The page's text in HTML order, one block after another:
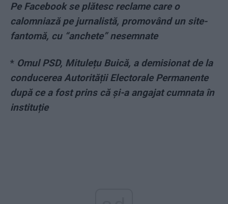
Pe Facebook se plătesc reclame care o
calomniază pe jurnalistă, promovând un site-
fantomă, cu “anchete” nesemnate
* Omul PSD, Mitulețu Buică, a demisionat de la
conducerea Autorității Electorale Permanente
după ce a fost prins că și-a angajat cumnata în
instituție